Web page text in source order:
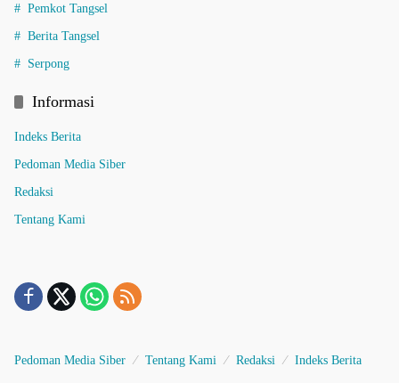
Pemkot Tangsel
Berita Tangsel
Serpong
Informasi
Indeks Berita
Pedoman Media Siber
Redaksi
Tentang Kami
Pedoman Media Siber Tentang Kami Redaksi Indeks Berita